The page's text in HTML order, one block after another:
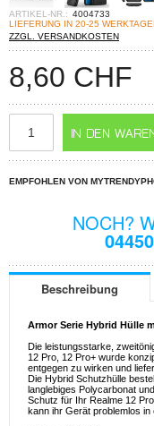
ARTIKEL-NR.: 4004733
LIEFERUNG IN 20-25
ZZGL. VERSANDKOSTEN
8,60 CHF
EMPFOHLEN VON
NOCH?
Beschreibung
Armor Serie Hybrid Hülle
Die leistungsstarke,
12 Pro, 12 Pro+ wurde
entgegen zu wirken und
Die Hybrid Schutzhülle
langlebiges Polycarbonat
Schutz für Ihr Realme 12
kann ihr Gerät problemlos in